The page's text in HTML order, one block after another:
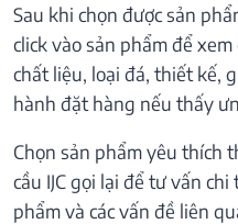
Sau khi chọn được sản
click vào sản phẩm để
chất liệu, loại đá, thiết kế,
hành đặt hàng nếu thấy
Chọn sản phẩm yêu thích
cầu IJC gọi lại để tư vấn
phẩm và các vấn đề liên